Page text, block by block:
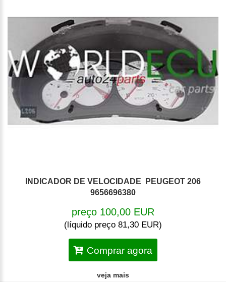
INDICADOR DE VELOCIDADE PEUGEOT 206
9656696380
preço 100,00 EUR
(líquido preço 81,30 EUR)
Comprar agora
veja mais